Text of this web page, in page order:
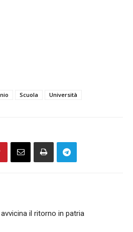
Scuola Università
il ritorno in patria